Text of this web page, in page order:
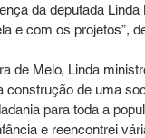
da deputada
e com os projetos”,
de Melo, Linda
de uma
para toda a
e reencontrei